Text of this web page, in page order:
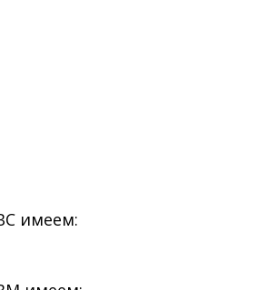
имеем: